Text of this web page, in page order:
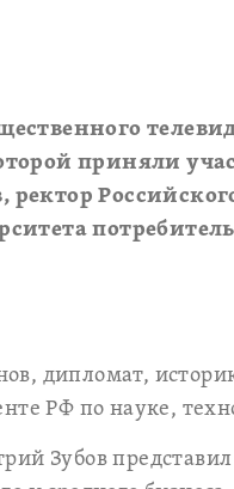
приняли
дипломат,
РФ по науке,
Зубов